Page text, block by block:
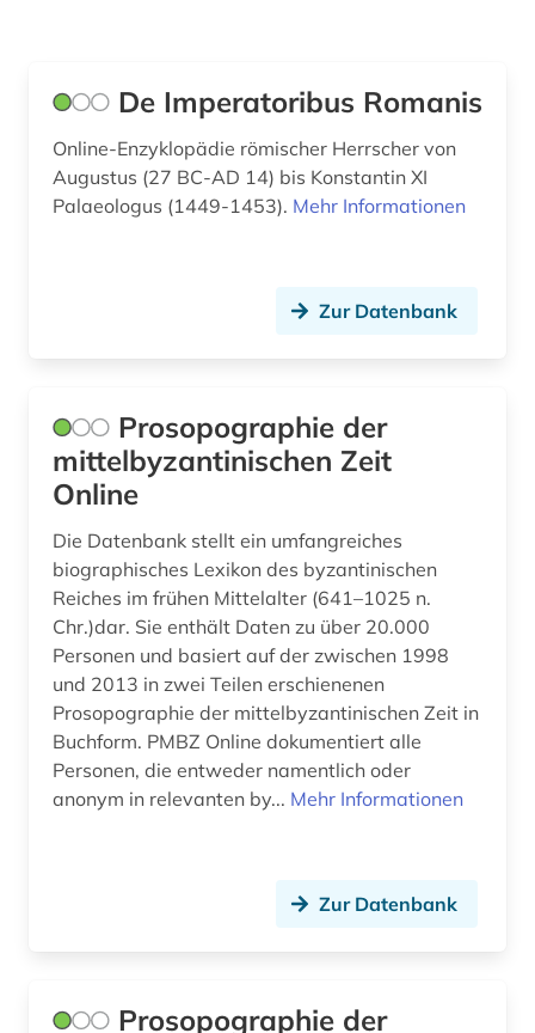
De Imperatoribus Romanis
Online-Enzyklopädie römischer Herrscher von
Augustus (27 BC-AD 14) bis Konstantin XI
Palaeologus (1449-1453). Mehr Informationen
Zur Datenbank
Prosopographie der
mittelbyzantinischen Zeit
Online
Die Datenbank stellt ein umfangreiches
biographisches Lexikon des byzantinischen
Reiches im frühen Mittelalter (641–1025 n.
Chr.)dar. Sie enthält Daten zu über 20.000
Personen und basiert auf der zwischen 1998
und 2013 in zwei Teilen erschienenen
Prosopographie der mittelbyzantinischen Zeit in
Buchform. PMBZ Online dokumentiert alle
Personen, die entweder namentlich oder
anonym in relevanten by... Mehr Informationen
Zur Datenbank
Prosopographie der